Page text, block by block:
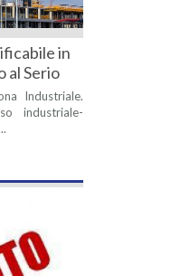
in
al Serio
Industriale.
industriale-